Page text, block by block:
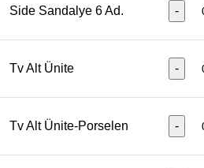
Side Sandalye 6 Ad. -
Tv Alt Ünite -
Tv Alt Ünite-Porselen -